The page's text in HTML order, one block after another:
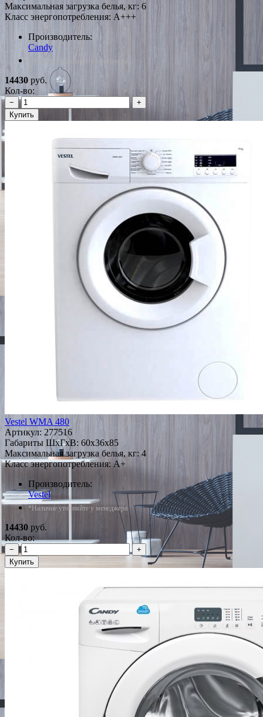
Максимальная загрузка белья, кг: 6
Класс энергопотребления: A+++
Производитель:
Candy
*Наличие уточняйте у менеджера
14430 руб.
Кол-во:
−
+
Купить
Vestel WMA 480
Артикул: 277516
Габариты ШxГxВ: 60x36x85
Максимальная загрузка белья, кг: 4
Класс энергопотребления: A+
Производитель:
Vestel
*Наличие уточняйте у менеджера
14430 руб.
Кол-во:
−
+
Купить